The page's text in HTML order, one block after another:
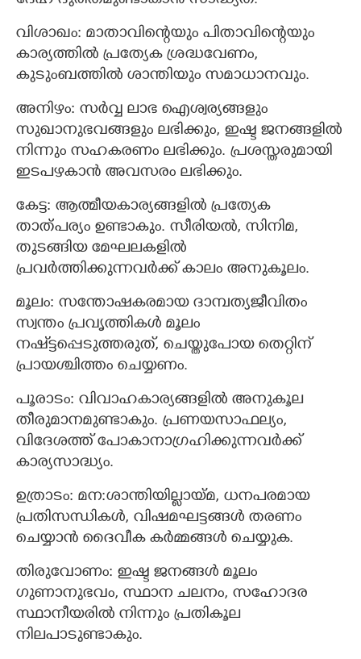
വിശാഖം: മാതാവിന്റെയും പിതാവിന്റെയും
കാര്യത്തില്‍ പ്രത്യേക ശ്രദ്ധവേണം,
കുടുംബത്തില്‍ ശാന്തിയും സമാധാനവും.
അനിഴം: സര്‍വ്വ ലാഭ ഐശ്വര്യങ്ങളും
സുഖാനുഭവങ്ങളും ലഭിക്കും, ഇഷ്ട ജനങ്ങളില്‍
നിന്നും സഹകരണം ലഭിക്കും. പ്രശസ്തരുമായി
ഇടപഴകാന്‍ അവസരം ലഭിക്കും.
കേട്ട: ആത്മീയകാര്യങ്ങളില്‍ പ്രത്യേക
താത്പര്യം ഉണ്ടാകും. സീരിയല്‍, സിനിമ,
തുടങ്ങിയ മേഘലകളില്‍
പ്രവര്‍ത്തിക്കുന്നവര്‍ക്ക് കാലം അനുകൂലം.
മൂലം: സന്തോഷകരമായ ദാമ്പത്യജീവിതം
സ്വന്തം പ്രവൃത്തികൾ മൂലം
നഷ്ട്ടപ്പെടുത്തരുത്, ചെയ്തുപോയ തെറ്റിന്
പ്രായശ്ചിത്തം ചെയ്യണം.
പൂരാടം: വിവാഹകാര്യങ്ങളില്‍ അനുകൂല
തീരുമാനമുണ്ടാകും. പ്രണയസാഫല്യം,
വിദേശത്ത് പോകാനാഗ്രഹിക്കുന്നവര്‍ക്ക്
കാര്യസാദ്ധ്യം.
ഉത്രാടം: മന:ശാന്തിയില്ലായ്മ, ധനപരമായ
പ്രതിസന്ധികള്‍, വിഷമഘട്ടങ്ങള്‍ തരണം
ചെയ്യാന്‍ ദൈവീക കര്‍മ്മങ്ങള്‍ ചെയ്യുക.
തിരുവോണം: ഇഷ്ട ജനങ്ങള്‍ മൂലം
ഗുണാനുഭവം, സ്ഥാന ചലനം, സഹോദര
സ്ഥാനീയരില്‍ നിന്നും പ്രതികൂല
നിലപാടുണ്ടാകും.